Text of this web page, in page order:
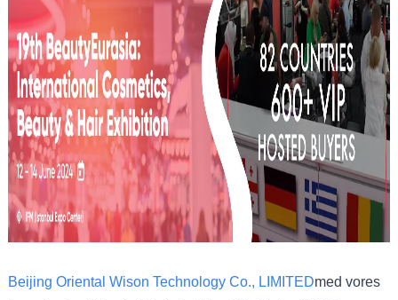
Beijing Oriental Wison Technology Co., LIMITEDmed vores